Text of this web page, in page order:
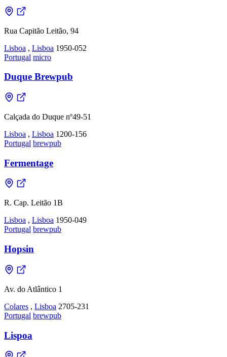
Rua Capitão Leitão, 94
Lisboa , Lisboa 1950-052
Portugal micro
Duque Brewpub
Calçada do Duque nº49-51
Lisboa , Lisboa 1200-156
Portugal brewpub
Fermentage
R. Cap. Leitão 1B
Lisboa , Lisboa 1950-049
Portugal brewpub
Hopsin
Av. do Atlântico 1
Colares , Lisboa 2705-231
Portugal brewpub
Lispoa